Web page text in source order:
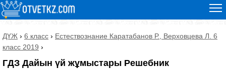
ДҮЖ › 6 класс › Естествознание Каратабанов Р., Верховцева Л. 6
класс 2019 ›
ГДЗ Дайын үй жұмыстары Решебник